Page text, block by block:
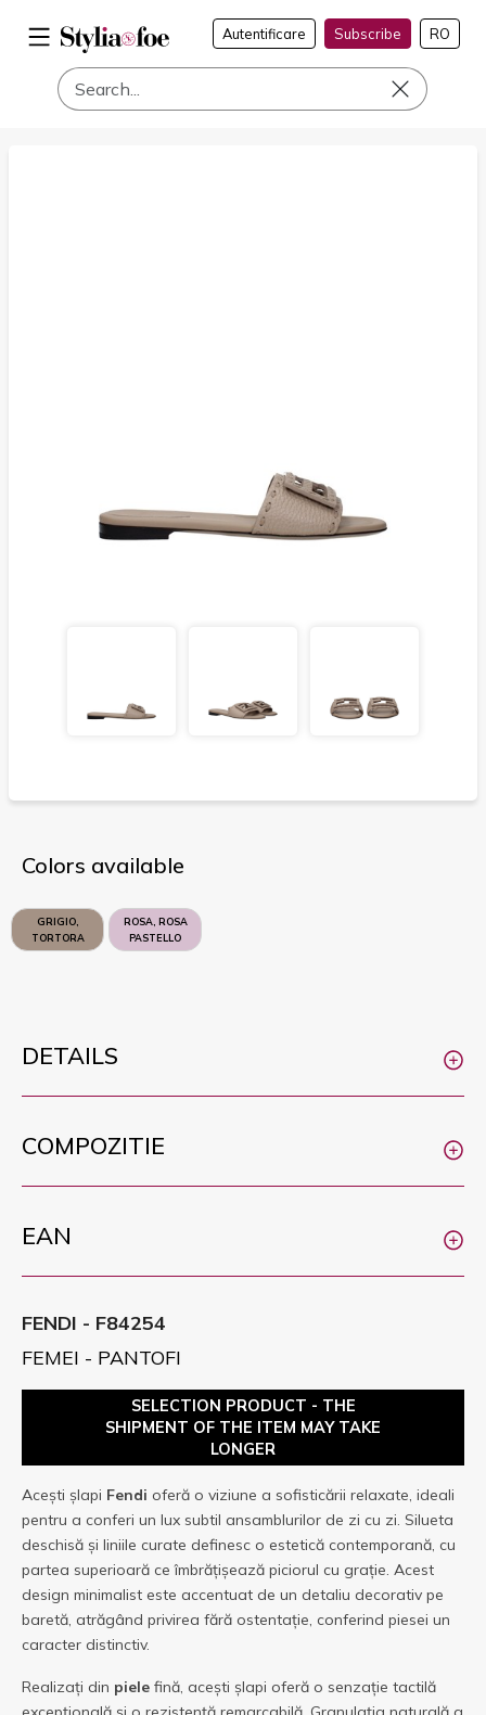
Autentificare Subscribe RO
Colors available
GRIGIO,
TORTORA
ROSA, ROSA
PASTELLO
DETAILS
COMPOZITIE
EAN
FENDI - F84254
FEMEI - PANTOFI
SELECTION PRODUCT - THE
SHIPMENT OF THE ITEM MAY TAKE
LONGER
Acești șlapi Fendi oferă o viziune a sofisticării relaxate, ideali
pentru a conferi un lux subtil ansamblurilor de zi cu zi. Silueta
deschisă și liniile curate definesc o estetică contemporană, cu
partea superioară ce îmbrățișează piciorul cu grație. Acest
design minimalist este accentuat de un detaliu decorativ pe
baretă, atrăgând privirea fără ostentație, conferind piesei un
caracter distinctiv.
Realizați din piele fină, acești șlapi oferă o senzație tactilă